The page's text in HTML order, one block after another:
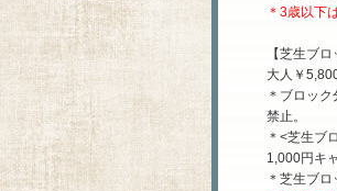
＊ 3歳以下
【芝生ブロ
大人￥
＊ブロッ
禁止。
＊<芝生ブ
1,000円キ
＊芝生ブ